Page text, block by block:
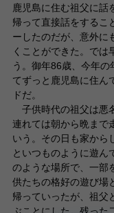
鹿児島に住む祖父に話
帰って直接話をするこ
ーしたのだが、意外に
くことができた。では
う。御年86歳、今年
てずっと鹿児島に住ん
ドだ。
子供時代の祖父は悪
連れては朝から晩まで
いう。その日も家から
といつものように遊ん
のような場所で、一部
供たちの格好の遊び場
帰っていったが、祖父